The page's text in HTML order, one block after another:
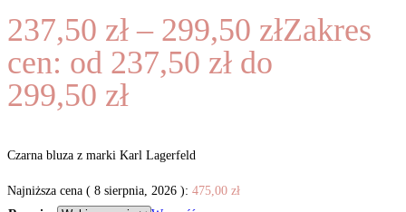
237,50 zł – 299,50 złZakres
cen: od 237,50 zł do
299,50 zł
Czarna bluza z marki Karl Lagerfeld
Najniższa cena ( 8 sierpnia, 2026 ): 475,00 zł